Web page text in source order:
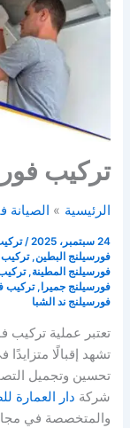
تركيب
الرئيسية الصيانة
24 سبتمبر، 2025 /
فورسيلنج البطين,
فورسيلنج المطينة,
فورسيلنج جميرا ,تركيب
فورسيلنج ند الشبا
تعتبر عملية
تشهد إقبالًا
تحسين وتجميل
شركة دار العمارة
والمتخصصة في